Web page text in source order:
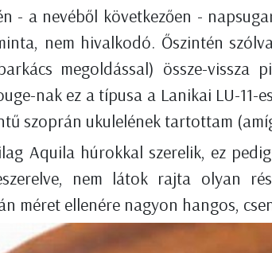
- a nevéből következően -
nem hivalkodó. Őszintén
megoldással) össze-vissza
nak ez a típusa a Lanikai LU-11-
szoprán ukulelének tartottam
Aquila húrokkal szerelik, ez
nem látok rajta olyan
méret ellenére nagyon hangos,